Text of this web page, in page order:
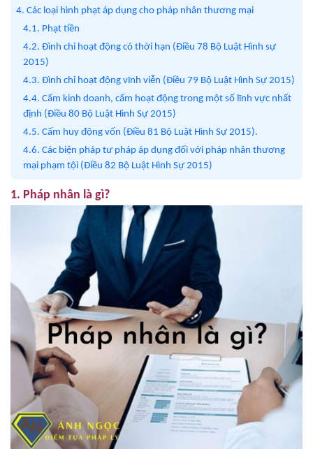
4. Các loại hình phạt áp dụng cho pháp nhân thương mại
4.1. Phạt tiền
4.2. Đình chỉ hoạt động có thời hạn (Điều 78 Bộ Luật Hình sự
2015)
4.3. Đình chỉ hoạt động vĩnh viễn (Điều 79 Bộ Luật Hình Sự 2015)
4.4. Cấm kinh doanh, cấm hoạt động trong một số lĩnh vực nhất
định (Điều 80 Bộ Luật Hình Sự 2015)
4.5. Cấm huy động vốn (Điều 81 Bộ Luật Hình Sự 2015).
4.6. Các biện pháp tư pháp áp dụng đối với pháp nhân thương
mại phạm tội (Điều 82 Bộ Luật Hình Sự 2015)
1. Pháp nhân là gì?